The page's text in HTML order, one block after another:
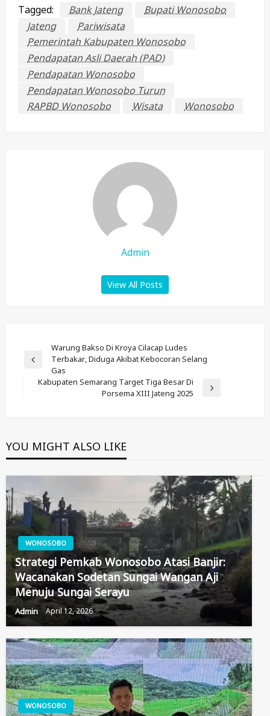
Tagged: Bank Jateng
Bupati Wonosobo
Jateng
Pariwisata
Pemerintah Kabupaten Wonosobo
Pendapatan Asli Daerah (PAD)
Pendapatan Wonosobo
Pendapatan Wonosobo Turun
RAPBD Wonosobo
Wisata Wonosobo
Admin
View All Posts
Navigation
Previous
Warung Bakso Di Kroya Cilacap Ludes
Terbakar, Diduga Akibat Kebocoran Selang
Gas
Kabupaten Semarang Target Tiga Besar Di
Porsema XIII Jateng 2025
YOU MIGHT ALSO LIKE
WONOSOBO
Strategi Pemkab Wonosobo Atasi Banjir:
Wacanakan Sodetan Sungai Wangan Aji
Menuju Sungai Serayu
Admin April 12, 2026
WONOSOBO